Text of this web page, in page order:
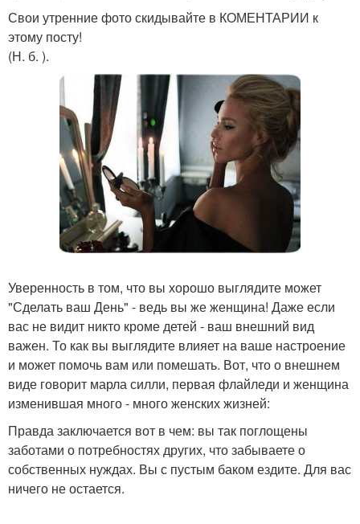
Свои утренние фото скидывайте в КОМЕНТАРИИ к
этому посту!
(Н. б. ).
Уверенность в том, что вы хорошо выглядите может
"Сделать ваш День" - ведь вы же женщина! Даже если
вас не видит никто кроме детей - ваш внешний вид
важен. То как вы выглядите влияет на ваше настроение
и может помочь вам или помешать. Вот, что о внешнем
виде говорит марла силли, первая флайледи и женщина
изменившая много - много женских жизней:
Правда заключается вот в чем: вы так поглощены
заботами о потребностях других, что забываете о
собственных нуждах. Вы с пустым баком ездите. Для вас
ничего не остается.